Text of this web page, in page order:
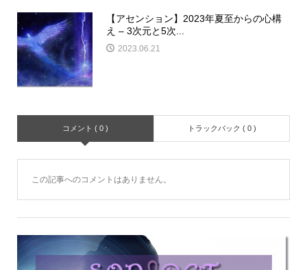
【アセンション】2023年夏至からの心構
え – 3次元と5次...
2023.06.21
コメント ( 0 ) トラックバック ( 0 )
この記事へのコメントはありません。